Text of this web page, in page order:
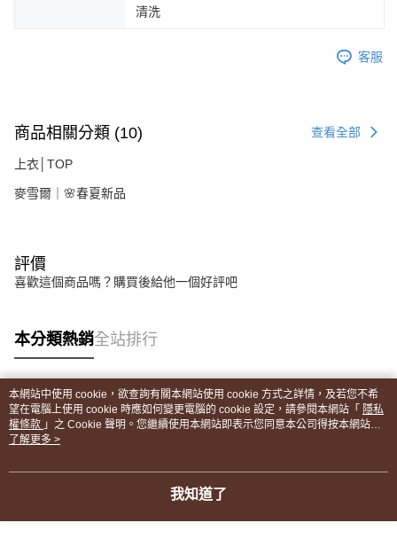
清洗
客服
商品相關分類 (10) 查看全部
上衣│TOP
麥雪爾｜🌸春夏新品
評價
喜歡這個商品嗎？購買後給他一個好評吧
本分類熱銷全站排行
熱門標籤
本網站中使用 cookie，欲查詢有關本網站使用 cookie 方式之詳情，及若您不希
望在電腦上使用 cookie 時應如何變更電腦的 cookie 設定，請參閱本網站「 隱私
權條款 」之 Cookie 聲明。您繼續使用本網站即表示您同意本公司得按本網站使
用條款之 Cookie 聲明使用 cookie。
了解更多 >
我知道了